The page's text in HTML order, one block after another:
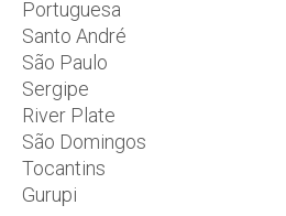
Portuguesa
Santo André
São Paulo
Sergipe
River Plate
São Domingos
Tocantins
Gurupi